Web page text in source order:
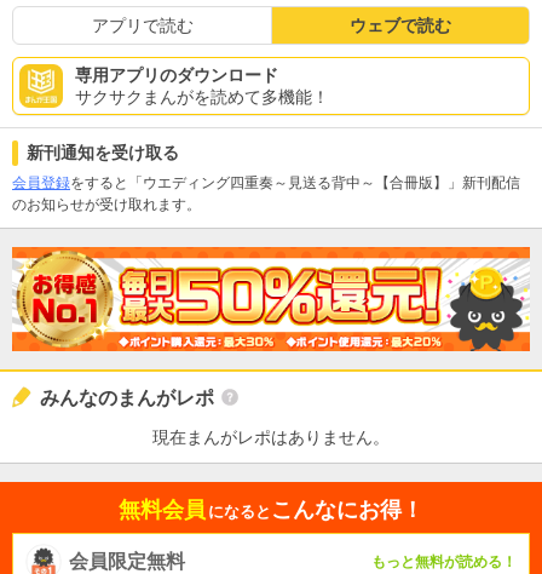
アプリで読む ウェブで読む
専用アプリのダウンロード
サクサクまんがを読めて多機能！
新刊通知を受け取る
会員登録をすると「ウエディング四重奏～見送る背中～【合冊版】」新刊配信
のお知らせが受け取れます。
みんなのまんがレポ
現在まんがレポはありません。
無料会員 になると こんなにお得！
会員限定無料 もっと無料が読める！